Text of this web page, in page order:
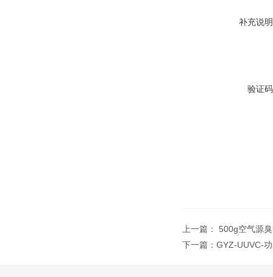
补充说
验证
上一篇： 500g空气源
下一篇： GYZ-UUVC-